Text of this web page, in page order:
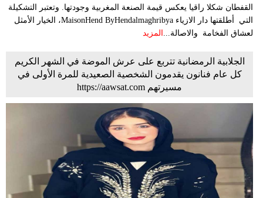
القفطان شكلا راقيا يعكس قيمة الصنعة المغربية وجودتها. وتعتبر التشكيلة
التي أطلقتها دار الازياء MaisonHend ByHendalmaghribya، الخيار الأمثل
لعشاق الفخامة والاصالة... المزيد
الجلابية الرمضانية تتربع على عرش الموضة في الشهر الكريم
كل عام فنانون يقدمون الشخصية الصعيدية للمرة الأولى في
مسيرتهم https://aawsat.com